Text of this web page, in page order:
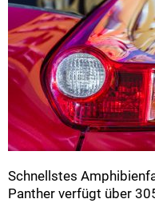
Schnellstes
Panther verfügt über